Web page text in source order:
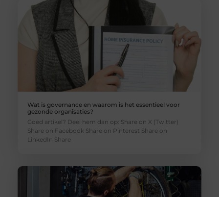
Wat is governance en waarom is het essentieel voor
gezonde organisaties?
Goed artikel? Deel hem dan op: Share on X (Twitter)
Share on Facebook Share on Pinterest Share on
LinkedIn Share